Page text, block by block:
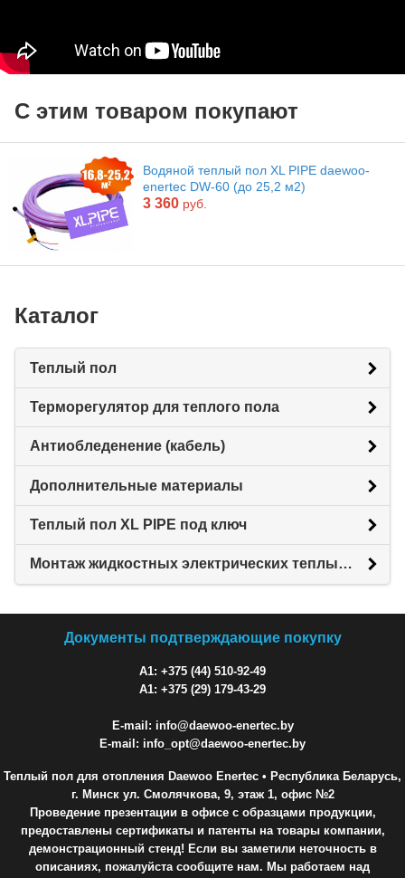
С этим товаром покупают
Водяной теплый пол XL PIPE daewoo-
enertec DW-60 (до 25,2 м2)
3 360 руб.
Каталог
Теплый пол
Терморегулятор для теплого пола
Антиобледенение (кабель)
Дополнительные материалы
Теплый пол XL PIPE под ключ
Монтаж жидкостных электрических теплых полов XL PIPE
Документы подтверждающие покупку
A1: +375 (44) 510-92-49
A1: +375 (29) 179-43-29
E-mail: info@daewoo-enertec.by
E-mail: info_opt@daewoo-enertec.by
Теплый пол для отопления Daewoo Enertec • Республика Беларусь,
г. Минск ул. Смолячкова, 9, этаж 1, офис №2
Проведение презентации в офисе с образцами продукции,
предоставлены сертификаты и патенты на товары компании,
демонстрационный стенд! Если вы заметили неточность в
описаниях, пожалуйста сообщите нам. Мы работаем над